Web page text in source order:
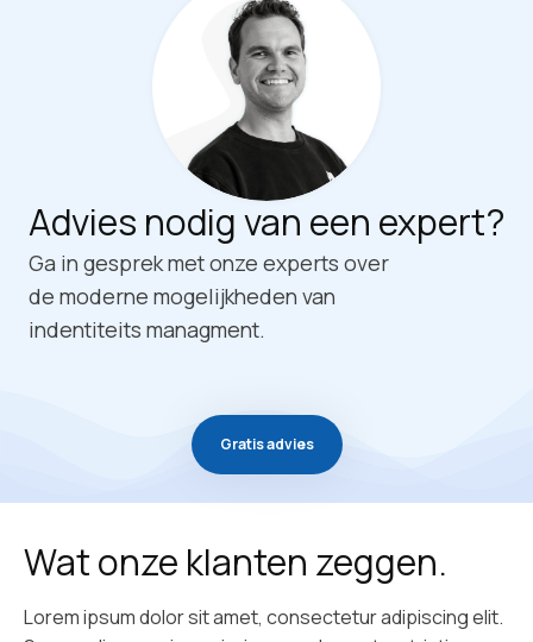
Advies nodig van een expert?
Ga in gesprek met onze experts over
de moderne mogelijkheden van
indentiteits managment.
Gratis advies
Wat onze klanten zeggen.
Lorem ipsum dolor sit amet, consectetur adipiscing elit.